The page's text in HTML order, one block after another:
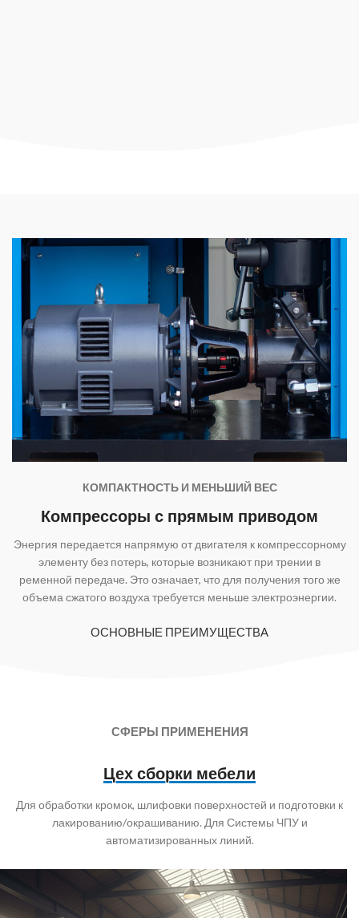
КОМПАКТНОСТЬ И МЕНЬШИЙ ВЕС
Компрессоры с прямым приводом
Энергия передается напрямую от двигателя к компрессорному
элементу без потерь, которые возникают при трении в
ременной передаче. Это означает, что для получения того же
объема сжатого воздуха требуется меньше электроэнергии.
ОСНОВНЫЕ ПРЕИМУЩЕСТВА
СФЕРЫ ПРИМЕНЕНИЯ
Цех сборки мебели
Для обработки кромок, шлифовки поверхностей и подготовки к
лакированию/окрашиванию. Для Системы ЧПУ и
автоматизированных линий.